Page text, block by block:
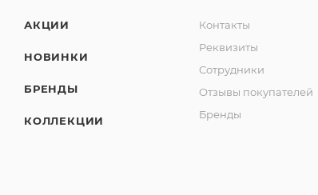
АКЦИИ
НОВИНКИ
БРЕНДЫ
КОЛЛЕКЦИИ
Контакты
Реквизиты
Сотрудники
Отзывы покупателей
Бренды